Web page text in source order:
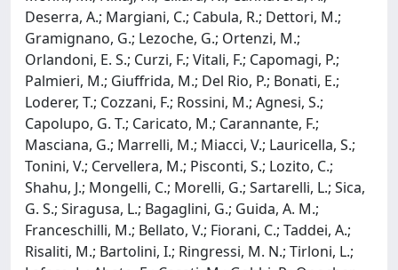
Deserra, A.; Margiani, C.; Cabula, R.; Dettori, M.;
Gramignano, G.; Lezoche, G.; Ortenzi, M.;
Orlandoni, E. S.; Curzi, F.; Vitali, F.; Capomagi, P.;
Palmieri, M.; Giuffrida, M.; Del Rio, P.; Bonati, E.;
Loderer, T.; Cozzani, F.; Rossini, M.; Agnesi, S.;
Capolupo, G. T.; Caricato, M.; Carannante, F.;
Masciana, G.; Marrelli, M.; Miacci, V.; Lauricella, S.;
Tonini, V.; Cervellera, M.; Pisconti, S.; Lozito, C.;
Shahu, J.; Mongelli, C.; Morelli, G.; Sartarelli, L.; Sica,
G. S.; Siragusa, L.; Bagaglini, G.; Guida, A. M.;
Franceschilli, M.; Bellato, V.; Fiorani, C.; Taddei, A.;
Risaliti, M.; Bartolini, I.; Ringressi, M. N.; Tirloni, L.;